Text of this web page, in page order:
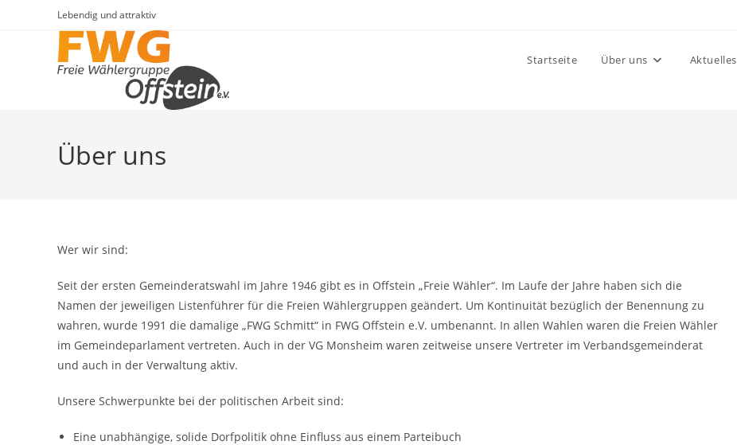
Lebendig und attraktiv
Startseite Über uns Aktuelles
Über uns
Wer wir sind:
Seit der ersten Gemeinderatswahl im Jahre 1946 gibt es in Offstein „Freie Wähler“. Im Laufe der Jahre haben sich die
Namen der jeweiligen Listenführer für die Freien Wählergruppen geändert. Um Kontinuität bezüglich der Benennung zu
wahren, wurde 1991 die damalige „FWG Schmitt“ in FWG Offstein e.V. umbenannt. In allen Wahlen waren die Freien Wähler
im Gemeindeparlament vertreten. Auch in der VG Monsheim waren zeitweise unsere Vertreter im Verbandsgemeinderat
und auch in der Verwaltung aktiv.
Unsere Schwerpunkte bei der politischen Arbeit sind:
Eine unabhängige, solide Dorfpolitik ohne Einfluss aus einem Parteibuch